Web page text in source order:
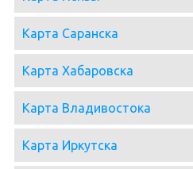
Карта Саранска
Карта Хабаровска
Карта Владивостока
Карта Иркутска